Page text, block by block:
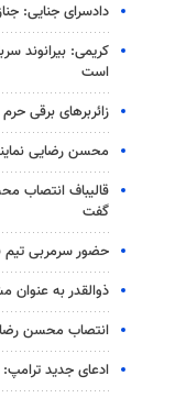
دادسرای جنایی:
کریمی: بیرانوند
است
زائربرهای برقی حرم مطهر امام
محسن رضایی
قالیباف انتصاب
گفت
حضور سرمربی تیم
ذوالقدر به
انتصاب محسن
ادعای جدید